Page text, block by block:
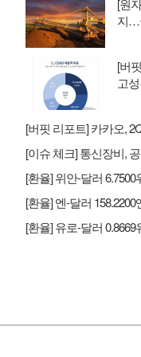
[원
지…
[버
고
[환율] 위안-달러
[환율] 엔-달러
[환율] 유로-달러